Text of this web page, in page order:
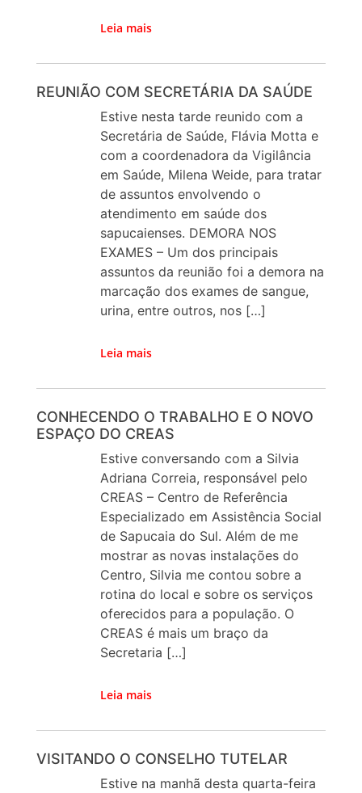
Leia mais
REUNIÃO COM SECRETÁRIA DA SAÚDE
Estive nesta tarde reunido com a
Secretária de Saúde, Flávia Motta e
com a coordenadora da Vigilância
em Saúde, Milena Weide, para tratar
de assuntos envolvendo o
atendimento em saúde dos
sapucaienses. DEMORA NOS
EXAMES – Um dos principais
assuntos da reunião foi a demora na
marcação dos exames de sangue,
urina, entre outros, nos […]
Leia mais
CONHECENDO O TRABALHO E O NOVO
ESPAÇO DO CREAS
Estive conversando com a Silvia
Adriana Correia, responsável pelo
CREAS – Centro de Referência
Especializado em Assistência Social
de Sapucaia do Sul. Além de me
mostrar as novas instalações do
Centro, Silvia me contou sobre a
rotina do local e sobre os serviços
oferecidos para a população. O
CREAS é mais um braço da
Secretaria […]
Leia mais
VISITANDO O CONSELHO TUTELAR
Estive na manhã desta quarta-feira